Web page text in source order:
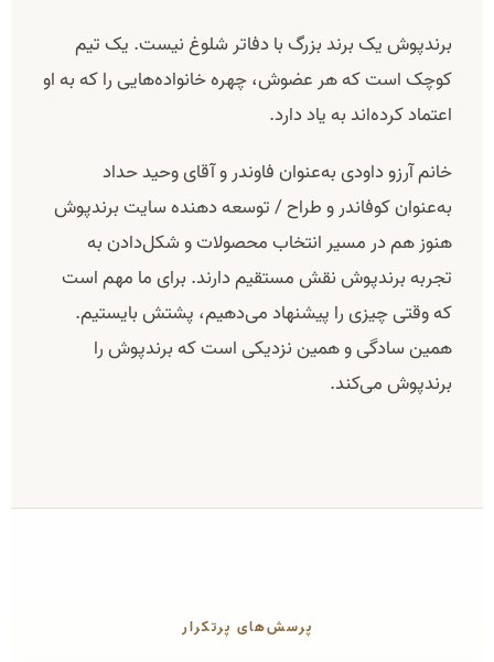
برندپوش یک برند بزرگ با دفاتر شلوغ نیست. یک تیم
کوچک است که هر عضوش، چهره خانواده‌هایی را که به او
اعتماد کرده‌اند به یاد دارد.
خانم آرزو داودی به‌عنوان فاوندر و آقای وحید حداد
به‌عنوان کوفاندر و طراح / توسعه دهنده سایت برندپوش
هنوز هم در مسیر انتخاب محصولات و شکل‌دادن به
تجربه برندپوش نقش مستقیم دارند. برای ما مهم است
که وقتی چیزی را پیشنهاد می‌دهیم، پشتش بایستیم.
همین سادگی و همین نزدیکی است که برندپوش را
برندپوش می‌کند.
پرسش‌های پرتکرار